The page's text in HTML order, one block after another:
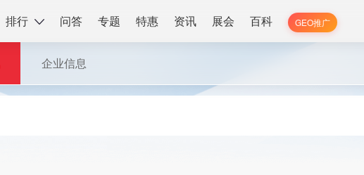
排行 问答 专题 特惠 资讯 展会 百科 GEO推广
企业信息